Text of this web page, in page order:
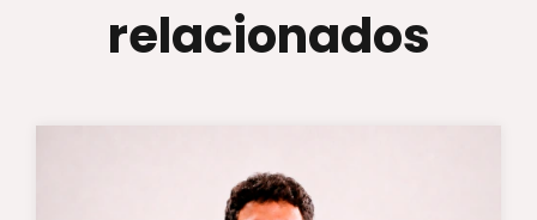
relacionados